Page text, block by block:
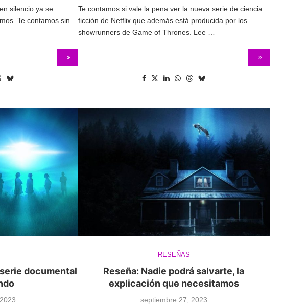
silencio ya se
Te contamos sin
Te contamos si vale la pena ver la nueva serie de ciencia
ficción de Netflix que además está producida por los
showrunners de Game of Thrones. Lee …
documental
RESEÑAS
Reseña: Nadie podrá salvarte, la
explicación que necesitamos
septiembre 27, 2023